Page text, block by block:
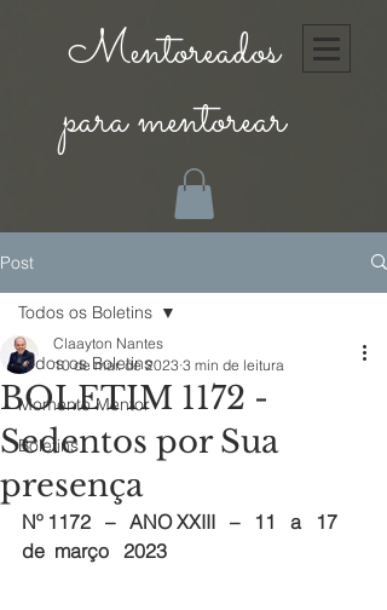
Mentoreados
para mentorear
Post
Todos os Boletins
Momento Mentor
Boletins
Todos os Boletins
BOLETIM 1172 -
Sedentos por Sua
presença
Claayton Nantes
10 de mar. de 2023 3 min de leitura
Nº 1172   –   ANO XXIII   –   11   a   17
de  março   2023